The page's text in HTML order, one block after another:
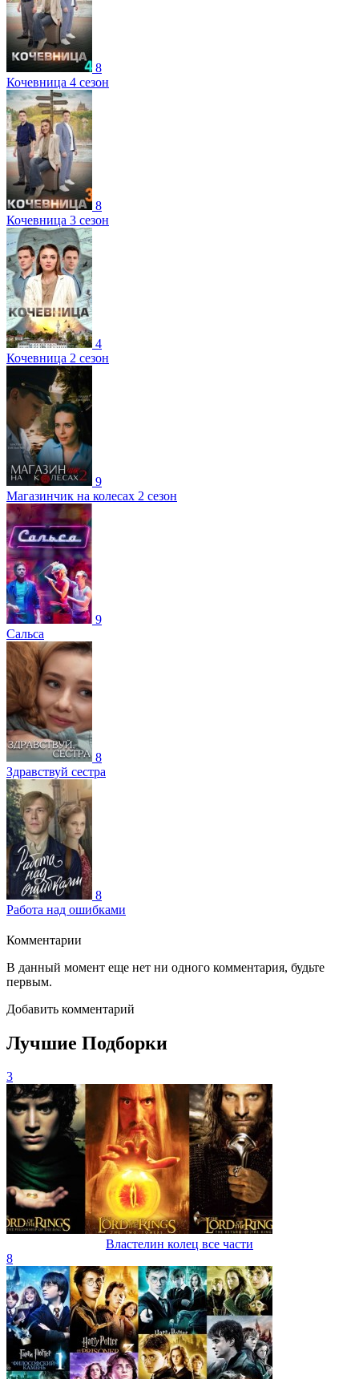
8
Кочевница 4 сезон
8
Кочевница 3 сезон
4
Кочевница 2 сезон
9
Магазинчик на колесах 2 сезон
9
Сальса
8
Здравствуй сестра
8
Работа над ошибками
Комментарии
В данный момент еще нет ни одного комментария, будьте
первым.
Добавить комментарий
Лучшие Подборки
3
Властелин колец все части
8